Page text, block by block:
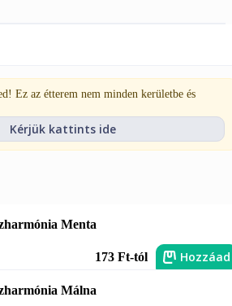
Ez az étterem nem minden kerületbe és
Kérjük kattints ide
Menta
173 Ft-tól Hozzáad
Málna